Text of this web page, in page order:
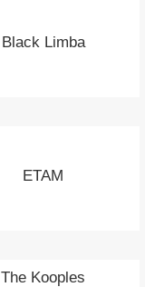
Black Limba
ETAM
The Kooples